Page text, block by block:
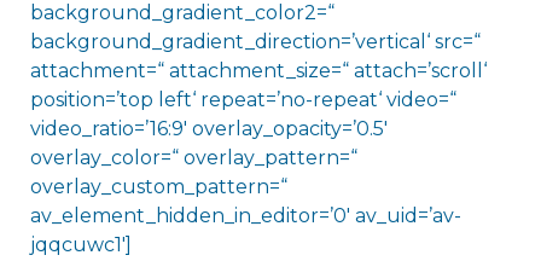
background_gradient_color2=“
background_gradient_direction=’vertical‘ src=“
attachment=“ attachment_size=“ attach=’scroll‘
position=’top left‘ repeat=’no-repeat‘ video=“
video_ratio=’16:9′ overlay_opacity=’0.5′
overlay_color=“ overlay_pattern=“
overlay_custom_pattern=“
av_element_hidden_in_editor=’0′ av_uid=’av-
jqqcuwc1′]